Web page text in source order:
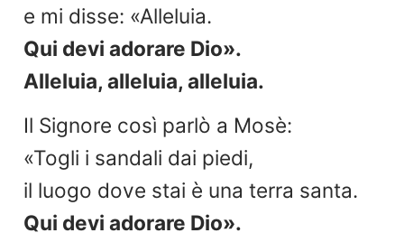
e mi disse: «Alleluia.
Qui devi adorare Dio».
Alleluia, alleluia, alleluia.
Il Signore così parlò a Mosè:
«Togli i sandali dai piedi,
il luogo dove stai è una terra santa.
Qui devi adorare Dio».